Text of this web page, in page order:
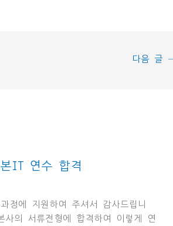
다음 글
본IT 연수 합격
정에 지원하여 주셔서 감사드립니
사의 서류전형에 합격하여 이렇게 연